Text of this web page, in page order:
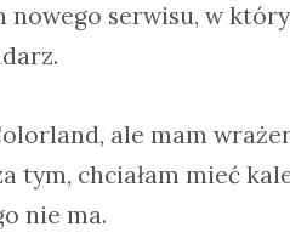
nowego serwisu, w
ale mam
tym, chciałam mieć
nie ma.